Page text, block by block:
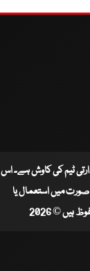
ادارتی ٹیم کی کاوش ہے۔ اس
میں استعمال یا
© 2026